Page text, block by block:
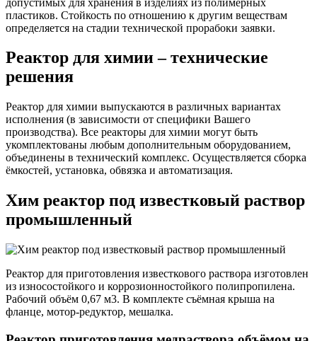
пластиков. Стойкость по отношению к другим веществам
определяется на стадии технической прорабоки заявки.
Реактор для химии – технические
решения
Реактор для химии выпускаются в различных вариантах
исполнения (в зависимости от специфики Вашего
производства). Все реакторы для химии могут быть
укомплектованы любым дополнительным оборудованием,
объединены в технический комплекс. Осуществляется сборка
ёмкостей, установка, обвязка и автоматизация.
Хим реактор под известковый раствор
промышленный
Реактор для приготовления известкового раствора изготовлен
из износостойкого и коррозионностойкого полипропилена.
Рабочий объём 0,67 м3. В комплекте съёмная крыша на
фланце, мотор-редуктор, мешалка.